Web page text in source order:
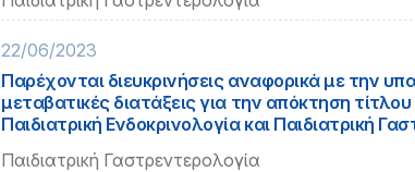
22/06/2023
Παρέχονται διευκρινήσεις αναφορικά με την
μεταβατικές διατάξεις για την απόκτηση τίτλου
Παιδιατρική Ενδοκρινολογία και Παιδιατρική
Παιδιατρική Γαστρεντερολογία